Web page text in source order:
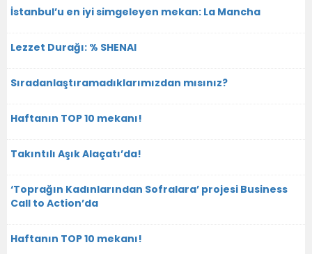
İstanbul’u en iyi simgeleyen mekan: La Mancha
Lezzet Durağı: % SHENAI
Sıradanlaştıramadıklarımızdan mısınız?
Haftanın TOP 10 mekanı!
Takıntılı Aşık Alaçatı’da!
‘Toprağın Kadınlarından Sofralara’ projesi Business
Call to Action’da
Haftanın TOP 10 mekanı!